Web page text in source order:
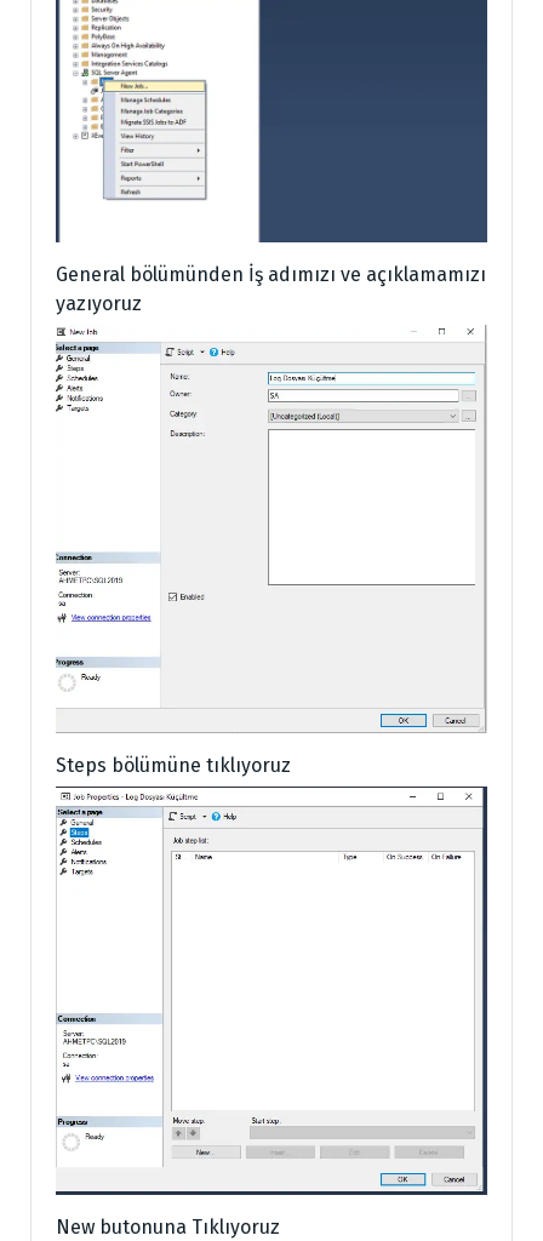
General bölümünden İş adımızı ve açıklamamızı
yazıyoruz
Steps bölümüne tıklıyoruz
New butonuna Tıklıyoruz